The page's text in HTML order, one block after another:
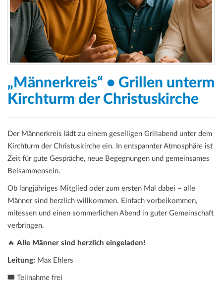
a
„Männerkreis“ • Grillen unterm
Kirchturm der Christuskirche
Der Männerkreis lädt zu einem geselligen Grillabend unter dem
Kirchturm der Christuskirche ein. In entspannter Atmosphäre ist
Zeit für gute Gespräche, neue Begegnungen und gemeinsames
Beisammensein.
Ob langjähriges Mitglied oder zum ersten Mal dabei – alle
Männer sind herzlich willkommen. Einfach vorbeikommen,
mitessen und einen sommerlichen Abend in guter Gemeinschaft
verbringen.
🔥 Alle Männer sind herzlich eingeladen!
Leitung: Max Ehlers
🎟️ Teilnahme frei